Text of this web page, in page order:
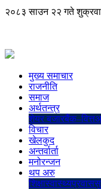
२०८३ साउन २२ गते
मुख्य समाचार
राजनीति
समाज
अर्थतन्त्र
शेयर बजारबैंक–वित्त
विचार
खेलकुद
अन्तर्वार्ता
मनोरन्जन
थप अरु
शिक्षास्वास्थ्यप्रवास